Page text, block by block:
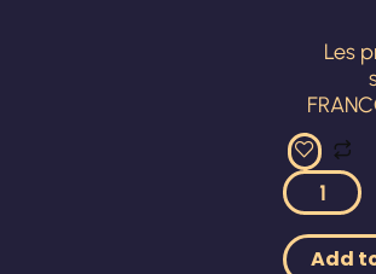
Les
5730
_
ELYSIUM
quantity
Add